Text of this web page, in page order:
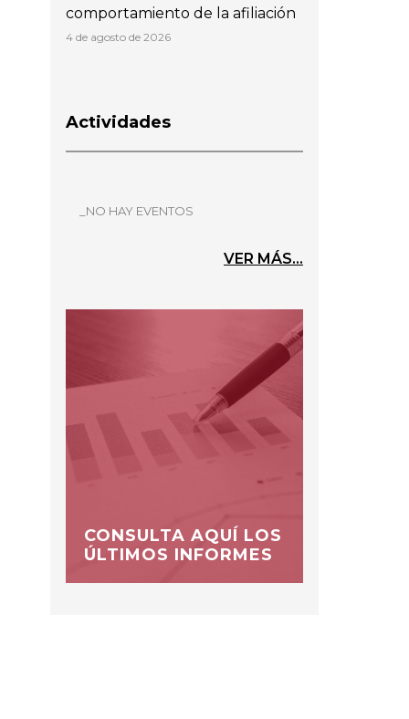
comportamiento de la afiliación
4 de agosto de 2026
Actividades
_NO HAY EVENTOS
VER MÁS...
CONSULTA AQUÍ LOS
ÚLTIMOS INFORMES